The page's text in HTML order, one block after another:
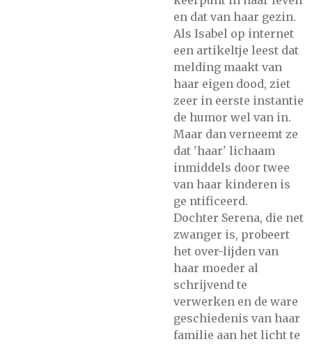
en dat van haar gezin.
Als Isabel op internet
een artikeltje leest dat
melding maakt van
haar eigen dood, ziet
zeer in eerste instantie
de humor wel van in.
Maar dan verneemt ze
dat 'haar' lichaam
inmiddels door twee
van haar kinderen is
ge ntificeerd.
Dochter Serena, die net
zwanger is, probeert
het over-lijden van
haar moeder al
schrijvend te
verwerken en de ware
geschiedenis van haar
familie aan het licht te